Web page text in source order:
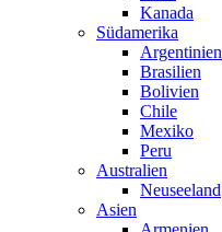
Kanada
Südamerika
Argentinien
Brasilien
Bolivien
Chile
Mexiko
Peru
Australien
Neuseeland
Asien